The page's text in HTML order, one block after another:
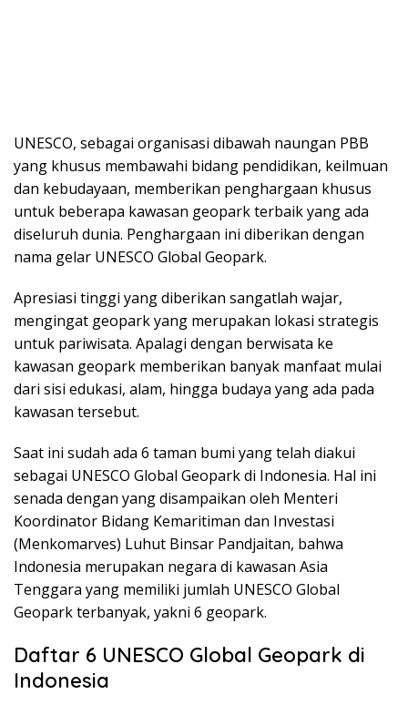
UNESCO, sebagai organisasi dibawah naungan PBB
yang khusus membawahi bidang pendidikan, keilmuan
dan kebudayaan, memberikan penghargaan khusus
untuk beberapa kawasan geopark terbaik yang ada
diseluruh dunia. Penghargaan ini diberikan dengan
nama gelar UNESCO Global Geopark.
Apresiasi tinggi yang diberikan sangatlah wajar,
mengingat geopark yang merupakan lokasi strategis
untuk pariwisata. Apalagi dengan berwisata ke
kawasan geopark memberikan banyak manfaat mulai
dari sisi edukasi, alam, hingga budaya yang ada pada
kawasan tersebut.
Saat ini sudah ada 6 taman bumi yang telah diakui
sebagai UNESCO Global Geopark di Indonesia. Hal ini
senada dengan yang disampaikan oleh Menteri
Koordinator Bidang Kemaritiman dan Investasi
(Menkomarves) Luhut Binsar Pandjaitan, bahwa
Indonesia merupakan negara di kawasan Asia
Tenggara yang memiliki jumlah UNESCO Global
Geopark terbanyak, yakni 6 geopark.
Daftar 6 UNESCO Global Geopark di
Indonesia